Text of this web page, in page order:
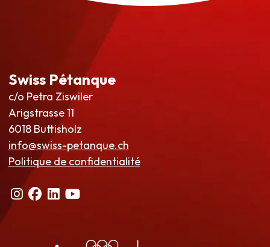
Swiss Pétanque
c/o Petra Ziswiler
Arigstrasse 11
6018 Buttisholz
info@swiss-petanque.ch
Politique de confidentialité